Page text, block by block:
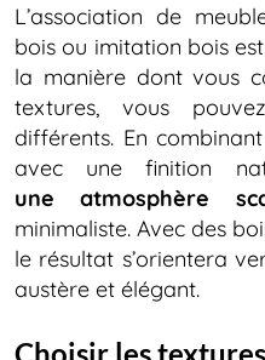
L’association de
bois ou imitation bois
la manière dont vous
textures, vous
différents. En
avec une finition
une atmosphère
minimaliste. Avec des
le résultat s’orientera
austère et élégant.
Choisir les